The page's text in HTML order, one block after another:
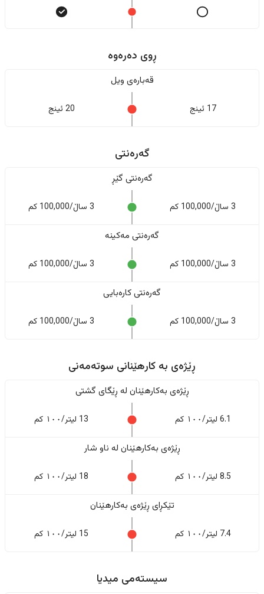
ڕوی دەرەوە
قەبارەی ویل
17 ئینج 20 ئینج
گەرەنتی
گەرەنتی گێڕ
3 ساڵ/100,000 کم 3 ساڵ/100,000 کم
گەرەنتی مەکینە
3 ساڵ/100,000 کم 3 ساڵ/100,000 کم
گەرەنتی کارەبایی
3 ساڵ/100,000 کم 3 ساڵ/100,000 کم
ڕێژەى به کارهێنانی سوتەمەنی
ڕێژەى بەکارهێنان له ڕێگای گشتی
6.1 لیتر/١٠٠ کم 13 لیتر/١٠٠ کم
ڕێژەى بەکارهێنان له ناو شار
8.5 لیتر/١٠٠ کم 18 لیتر/١٠٠ کم
تێکڕای ڕێژەى بەکارهێنان
7.4 لیتر/١٠٠ کم 15 لیتر/١٠٠ کم
سیستەمی میدیا